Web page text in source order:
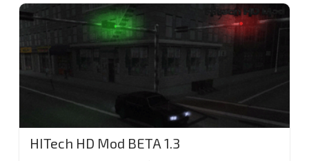
качестве исполнения! Пока что, работа идет над
озвучиванием кат-сцен, но планы наши велики ;)
Некоторую часть того, что уже готово, смотрите
на видео в этой новости....
HITech HD Mod BETA 1.3